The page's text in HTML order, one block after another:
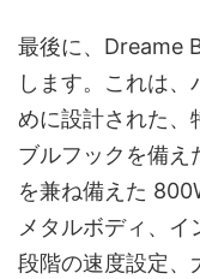
最後に、Dreame
します。これは
めに設計された、
ブルフック​​を備え
を兼ね備えた
メタルボディ、
段階の速度設定、